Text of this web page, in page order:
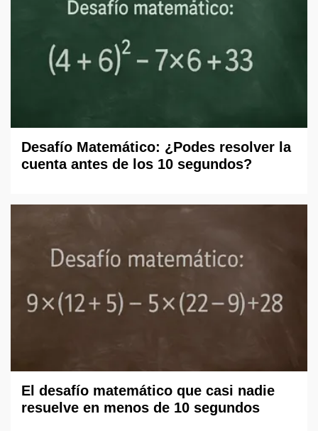
Desafío Matemático: ¿Podes resolver la
cuenta antes de los 10 segundos?
El desafío matemático que casi nadie
resuelve en menos de 10 segundos